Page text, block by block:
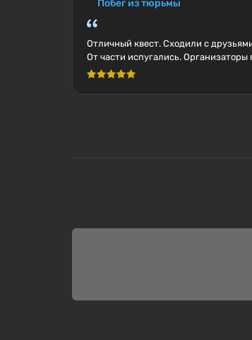
Побег из тюрьмы
Отличный квест. Сходили с
От части испугались. Организаторы